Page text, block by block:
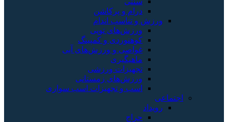
درام و پرکاشن
ورزش و تناسب اندام
ورزش‌های توپی
کوهنوردی و کمپینگ
غواصی و ورزش‌های آبی
ماهیگیری
تجهیزات ورزشی
ورزش‌های زمستانی
اسب و تجهیزات اسب سواری
اجتماعی